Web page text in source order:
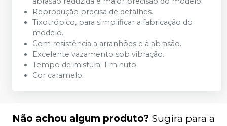
Reprodução precisa de detalhes.
Tixotrópico, para simplificar a fabricação do
modelo.
Com resistência a arranhões e à abrasão.
Excelente vazamento sob vibração.
Tempo de mistura: 1 minuto.
Cor caramelo.
Não achou algum produto? Sugira para a